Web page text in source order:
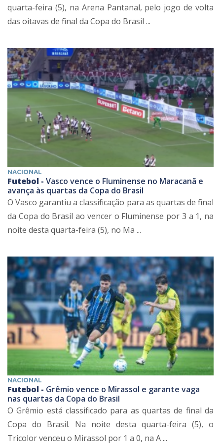
quarta-feira (5), na Arena Pantanal, pelo jogo de volta
das oitavas de final da Copa do Brasil ...
NACIONAL
Futebol - Vasco vence o Fluminense no Maracanã e
avança às quartas da Copa do Brasil
O Vasco garantiu a classificação para as quartas de final
da Copa do Brasil ao vencer o Fluminense por 3 a 1, na
noite desta quarta-feira (5), no Ma ...
NACIONAL
Futebol - Grêmio vence o Mirassol e garante vaga
nas quartas da Copa do Brasil
O Grêmio está classificado para as quartas de final da
Copa do Brasil. Na noite desta quarta-feira (5), o
Tricolor venceu o Mirassol por 1 a 0, na A ...